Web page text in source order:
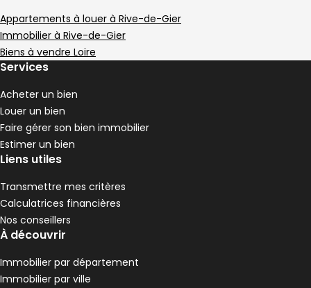
89 000 €
Rive-de-Gier - 42800
Appartement • 5 pièces • 95 m²
DPE : 3 chambres
, ,
77 m² 4 pièces Rive-de-Gier
Aller à l'image
Aller à l'image
Aller à l'image
Aller à l'image
Aller à l'image
Appartements à louer à Rive-de-Gier
Immobilier à Rive-de-Gier
Biens à vendre Loire
Services
Acheter un bien
Louer un bien
Faire gérer son bien immobilier
Estimer un bien
Liens utiles
Transmettre mes critères
Calculatrices financières
Nos conseillers
À découvrir
Immobilier par département
Immobilier par ville